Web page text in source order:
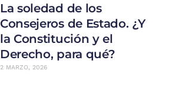
La soledad de los
Consejeros de Estado. ¿Y
la Constitución y el
Derecho, para qué?
2 MARZO, 2026